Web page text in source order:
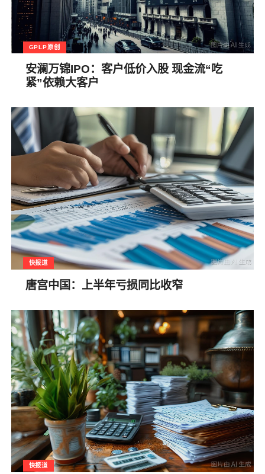
GPLP原创
安澜万锦IPO：客户低价入股 现金流“吃
紧”依赖大客户
快报道
唐宫中国：上半年亏损同比收窄
快报道